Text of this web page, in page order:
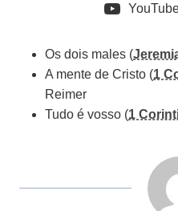
Os dois males (
A mente de Cristo (1
Reimer
Tudo é vosso (1